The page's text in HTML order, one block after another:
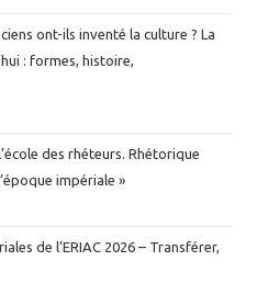
ont-ils inventé la culture ? La
: formes, histoire,
des rhéteurs. Rhétorique
impériale »
de l’ERIAC 2026 – Transférer,